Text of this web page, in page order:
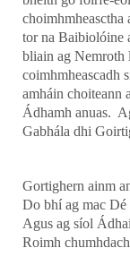
choimhmheasctha
tor na Baibiolóine
bliain ag Nemroth
coimhmheascadh
amháin choiteann
Ádhamh anuas.
Gabhála dhi
Gortighern ainm
Do bhí ag mac Dé
Agus ag síol
Roimh